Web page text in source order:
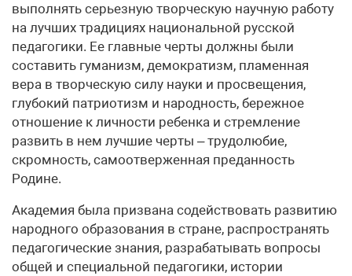
выполнять серьезную творческую научную работу
на лучших традициях национальной русской
педагогики. Ее главные черты должны были
составить гуманизм, демократизм, пламенная
вера в творческую силу науки и просвещения,
глубокий патриотизм и народность, бережное
отношение к личности ребенка и стремление
развить в нем лучшие черты – трудолюбие,
скромность, самоотверженная преданность
Родине.
Академия была призвана содействовать развитию
народного образования в стране, распространять
педагогические зна­ния, разрабатывать вопросы
общей и специальной педагогики, истории